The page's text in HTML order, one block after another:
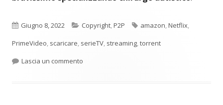
Pubblicato
Giugno 8, 2022 Categorie
Copyright,P2P Tag
amazon,Netflix,
PrimeVideo, scaricare, serieTV, streaming,torrent
Lascia un commento